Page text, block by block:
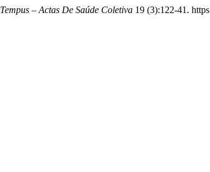
Tempus – Actas De Saúde Coletiva 19 (3):122-41.